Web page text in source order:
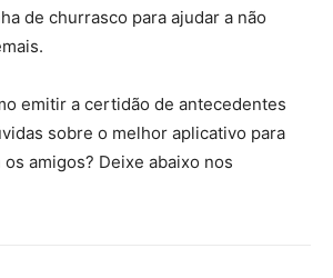
de churrasco para ajudar a não
emitir a certidão de antecedentes
sobre o melhor aplicativo para
amigos? Deixe abaixo nos